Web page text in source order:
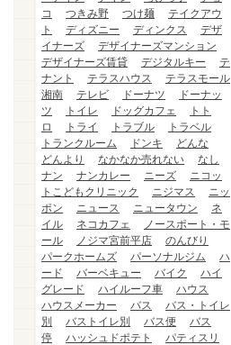
コ
つきみ野 つけ麺
テイクアウ
ト
ディズニー ディンクス
デザ
イナーズ
デザイナーズマンション
デザイナーズ賃貸
デジタルキー
テ
ナント
テラスハウス
テラスモール
湘南
テレビ ドーナツ
ドーナッ
ツ
トイレ ドッグカフェ
トト
ロ
トライ トラブル
トラベル
トランクルーム
ドンキ
どんな
どんより
なかなか売れない
なし
ナン
ナンカレー ニーズ
ニコッ
トこどもクリニック
ニジマス
ニッ
ポン
ニュース ニュータウン
ネ
イル
ネコカフェ
ノースポート・モ
ール
ノジマ宮前平店
のんびり
パークホームズ
パーソナルジム
ハ
ード
バーベキュー バイク
ハイ
グレード
ハイルーフ車
ハウス
ハウスメーカー
バス
バス・トイレ
別
バストイレ別 バス便
バス
停
ハッシュドポテト
パティスリ